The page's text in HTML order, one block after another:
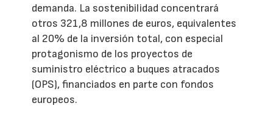
demanda. La sostenibilidad concentrará
otros 321,8 millones de euros, equivalentes
al 20% de la inversión total, con especial
protagonismo de los proyectos de
suministro eléctrico a buques atracados
(OPS), financiados en parte con fondos
europeos.